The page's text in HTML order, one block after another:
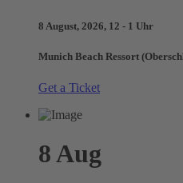
8 August, 2026, 12 - 1 Uhr
Munich Beach Ressort
Get a Ticket
8Aug